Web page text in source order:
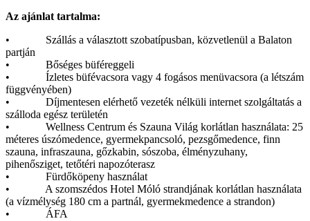
Az ajánlat tartalma:
• Szállás a választott szobatípusban, közvetlenül a Balaton
partján
• Bőséges büféreggeli
• Ízletes büfévacsora vagy 4 fogásos menüvacsora (a létszám
függvényében)
• Díjmentesen elérhető vezeték nélküli internet szolgáltatás a
szálloda egész területén
• Wellness Centrum és Szauna Világ korlátlan használata: 25
méteres úszómedence, gyermekpancsoló, pezsgőmedence, finn
szauna, infraszauna, gőzkabin, sószoba, élményzuhany,
pihenősziget, tetőtéri napozóterasz
• Fürdőköpeny használat
• A szomszédos Hotel Móló strandjának korlátlan használata
(a vízmélység 180 cm a partnál, gyermekmedence a strandon)
• ÁFA